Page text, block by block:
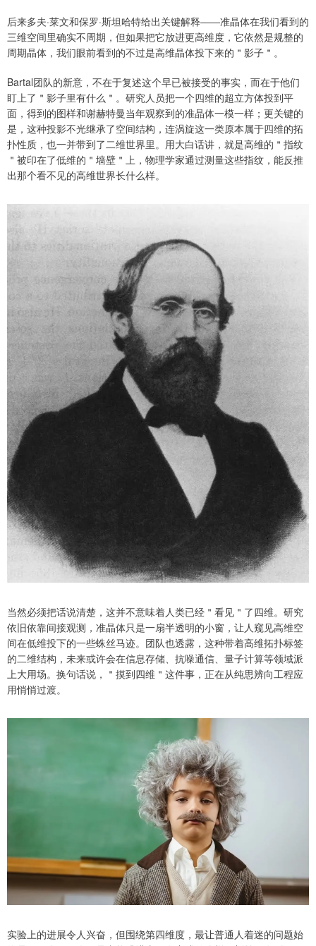
后来多夫·莱文和保罗·斯坦哈特给出关键解释——准晶体在我们看到的
三维空间里确实不周期，但如果把它放进更高维度，它依然是规整的
周期晶体，我们眼前看到的不过是高维晶体投下来的＂影子＂。
Bartal团队的新意，不在于复述这个早已被接受的事实，而在于他们
盯上了＂影子里有什么＂。研究人员把一个四维的超立方体投到平
面，得到的图样和谢赫特曼当年观察到的准晶体一模一样；更关键的
是，这种投影不光继承了空间结构，连涡旋这一类原本属于四维的拓
扑性质，也一并带到了二维世界里。用大白话讲，就是高维的＂指纹
＂被印在了低维的＂墙壁＂上，物理学家通过测量这些指纹，能反推
出那个看不见的高维世界长什么样。
当然必须把话说清楚，这并不意味着人类已经＂看见＂了四维。研究
依旧依靠间接观测，准晶体只是一扇半透明的小窗，让人窥见高维空
间在低维投下的一些蛛丝马迹。团队也透露，这种带着高维拓扑标签
的二维结构，未来或许会在信息存储、抗噪通信、量子计算等领域派
上大用场。换句话说，＂摸到四维＂这件事，正在从纯思辨向工程应
用悄悄过渡。
实验上的进展令人兴奋，但围绕第四维度，最让普通人着迷的问题始